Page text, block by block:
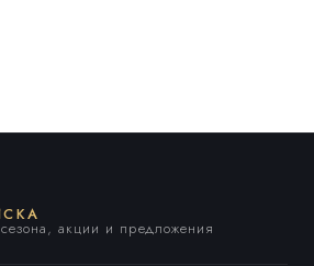
акции и предложения